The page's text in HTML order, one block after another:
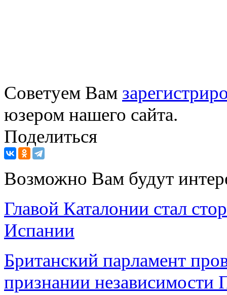
Советуем Вам
юзером нашего сайта.
Поделиться
Возможно Вам будут
Главой Каталонии стал
Испании
Британский парламент
признании независимости